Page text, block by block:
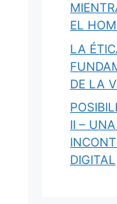
EL
LA
DE LA
II –
DIGITAL